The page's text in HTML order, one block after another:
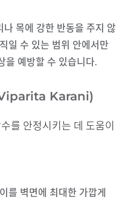
나 목에 강한 반동을 주지 않
일 수 있는 범위 안에서만
을 예방할 수 있습니다.
Karani)
를 안정시키는 데 도움이
를 벽면에 최대한 가깝게